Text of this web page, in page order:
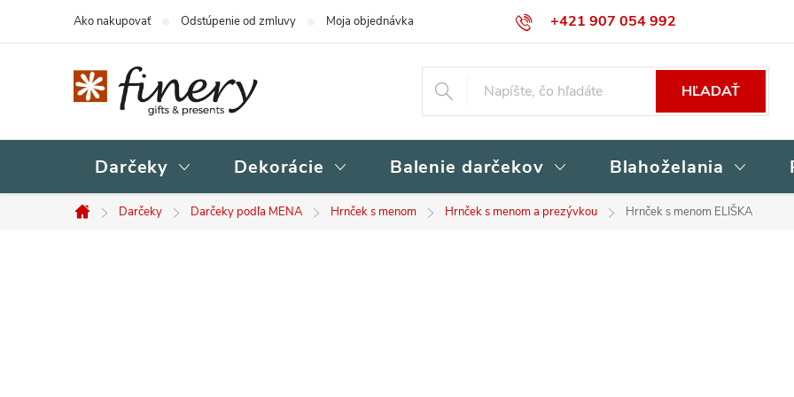
+421 907 054 992
Ako nakupovať Odstúpenie od zmluvy Moja objednávka Obchodné podmienky Podmienky ochrany
HĽADAŤ
Darčeky Dekorácie Balenie darčekov Blahoželania
Domov
Darčeky Darčeky podľa MENA Hrnček s menom Hrnček s menom a prezývkou Hrnček s menom ELIŠKA